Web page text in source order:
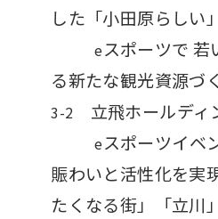
した「小田原らしい」
eスポーツで 若
る新たな観光資源づ
3-2 立飛ホールディ
eスポーツイベ
賑わいと活性化を
たくなる街」「立川